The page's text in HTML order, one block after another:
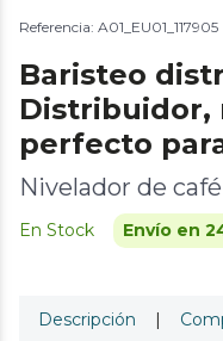
Referencia: A01_EU01_117905
Baristeo
Distribuidor,
perfecto
Nivelador de café
En Stock Envío en
Descripción |